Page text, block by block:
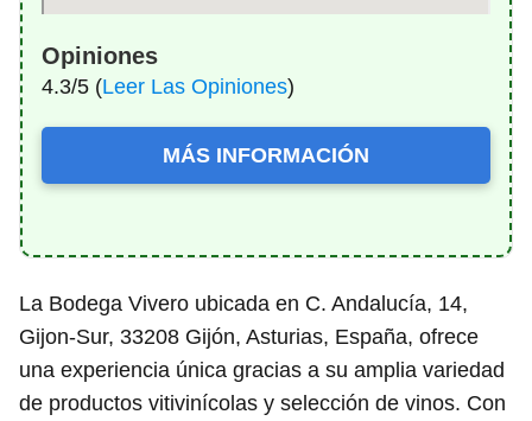
Opiniones
4.3/5 (Leer Las Opiniones)
MÁS INFORMACIÓN
La Bodega Vivero ubicada en C. Andalucía, 14,
Gijon-Sur, 33208 Gijón, Asturias, España, ofrece
una experiencia única gracias a su amplia variedad
de productos vitivinícolas y selección de vinos. Con